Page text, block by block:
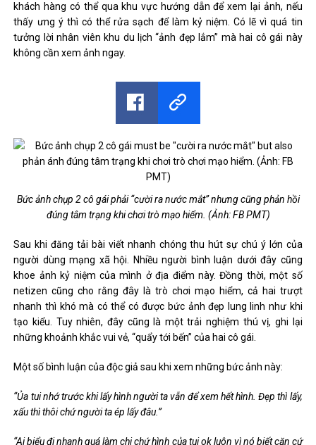
khách hàng có thể qua khu vực hướng dẫn để xem lại ảnh, nếu
thấy ưng ý thì có thể rửa sạch để làm kỷ niệm. Có lẽ vì quá tin
tưởng lời nhân viên khu du lịch “ảnh đẹp lắm” mà hai cô gái này
không cần xem ảnh ngay.
Bức ảnh chụp 2 cô gái phải “cười ra nước mắt” nhưng cũng phản hồi
đúng tâm trạng khi chơi trò mạo hiểm. (Ảnh: FB PMT)
Sau khi đăng tải bài viết nhanh chóng thu hút sự chú ý lớn của
người dùng mạng xã hội. Nhiều người bình luận dưới đây cũng
khoe ảnh kỷ niệm của mình ở địa điểm này. Đồng thời, một số
netizen cũng cho rằng đây là trò chơi mạo hiểm, cả hai trượt
nhanh thì khó mà có thể có được bức ảnh đẹp lung linh như khi
tạo kiểu. Tuy nhiên, đây cũng là một trải nghiệm thú vị, ghi lại
những khoảnh khắc vui vẻ, “quẩy tới bến” của hai cô gái.
Một số bình luận của độc giả sau khi xem những bức ảnh này:
“Ủa tui nhớ trước khi lấy hình người ta vẫn để xem hết hình. Đẹp thì lấy,
xấu thì thôi chứ người ta ép lấy đâu.”
“Ai biểu đi nhanh quá làm chi chứ hình của tui ok luôn vì nó biết căn cứ